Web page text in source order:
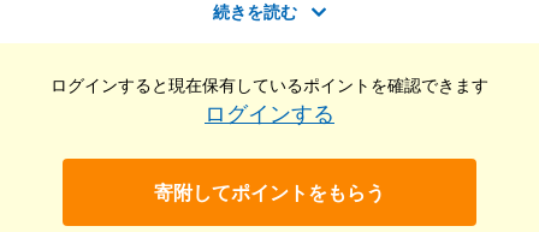
ともに多くのイベントが開かれ、ビールをはじめ美味しいお酒と
続きを読む
ログインすると現在保有しているポイントを確認できます
ログインする
寄附してポイントをもらう